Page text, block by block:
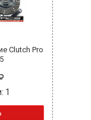
Clutch Pro
1